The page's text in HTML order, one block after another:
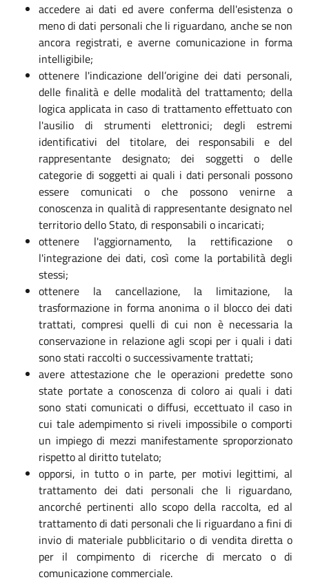
accedere ai dati ed avere conferma dell'esistenza o
meno di dati personali che li riguardano, anche se non
ancora registrati, e averne comunicazione in forma
intelligibile;
ottenere l'indicazione dell’origine dei dati personali,
delle finalità e delle modalità del trattamento; della
logica applicata in caso di trattamento effettuato con
l'ausilio di strumenti elettronici; degli estremi
identificativi del titolare, dei responsabili e del
rappresentante designato; dei soggetti o delle
categorie di soggetti ai quali i dati personali possono
essere comunicati o che possono venirne a
conoscenza in qualità di rappresentante designato nel
territorio dello Stato, di responsabili o incaricati;
ottenere l'aggiornamento, la rettificazione o
l'integrazione dei dati, così come la portabilità degli
stessi;
ottenere la cancellazione, la limitazione, la
trasformazione in forma anonima o il blocco dei dati
trattati, compresi quelli di cui non è necessaria la
conservazione in relazione agli scopi per i quali i dati
sono stati raccolti o successivamente trattati;
avere attestazione che le operazioni predette sono
state portate a conoscenza di coloro ai quali i dati
sono stati comunicati o diffusi, eccettuato il caso in
cui tale adempimento si riveli impossibile o comporti
un impiego di mezzi manifestamente sproporzionato
rispetto al diritto tutelato;
opporsi, in tutto o in parte, per motivi legittimi, al
trattamento dei dati personali che li riguardano,
ancorché pertinenti allo scopo della raccolta, ed al
trattamento di dati personali che li riguardano a fini di
invio di materiale pubblicitario o di vendita diretta o
per il compimento di ricerche di mercato o di
comunicazione commerciale.